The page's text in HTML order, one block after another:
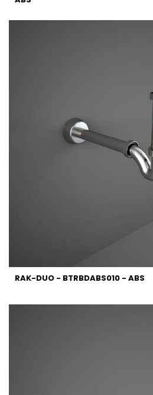
RAK-DUO - BTRBDABS010 - ABS